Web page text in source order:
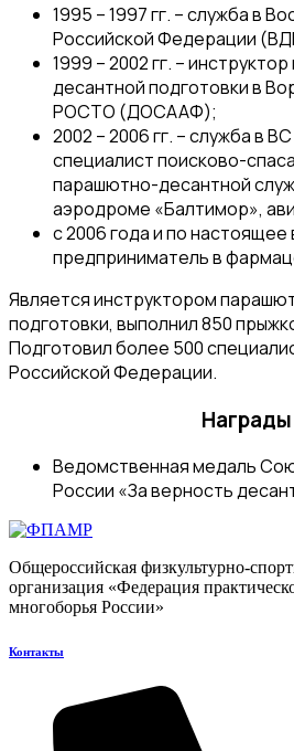
1995 – 1997 гг. – служба в
Российской Федерации
1999 – 2002 гг. –
десантной подготовки в
РОСТО (ДОСААФ);
2002 – 2006 гг. – служба в
специалист поисково-
парашютно-десантной
аэродроме «Балтимор»,
с 2006 года и по настоящее
предприниматель в
Является инструктором
подготовки, выполнил 850
Подготовил более 500
Российской Федерации.
Награды
Ведомственная медаль
России «За верность
Общероссийская физкультурно-
организация «Федерация
многоборья России»
Контакты​